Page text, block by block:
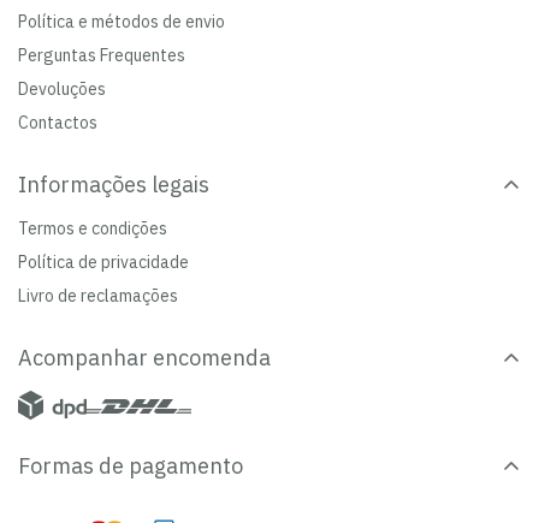
Política e métodos de envio
Perguntas Frequentes
Devoluções
Contactos
Informações legais
Termos e condições
Política de privacidade
Livro de reclamações
Acompanhar encomenda
Formas de pagamento